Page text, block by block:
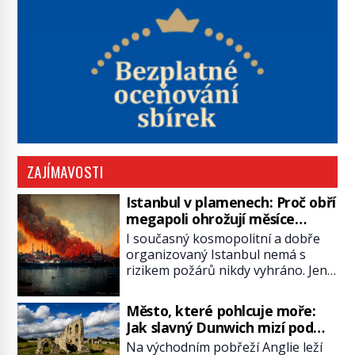
ZAJÍMAVOSTI
Istanbul v plamenech: Proč obří
megapoli ohrožují měsíce
smaženého lilku?
I současný kosmopolitní a dobře
organizovaný Istanbul nemá s
rizikem požárů nikdy vyhráno. Jen
představit, jaká požární rizika
skrýval Istanbul časů minulých. Jak
čelilo město v minulosti potenciální
ohnivé katastrofě a proč jsou zde
Město, které pohlcuje moře:
Jak slavný Dunwich mizí pod
hladinou
Na východním pobřeží Anglie leží